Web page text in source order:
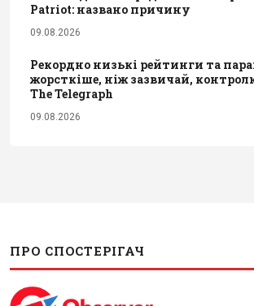
Patriot: названо причину
09.08.2026
Рекордно низькі рейтинги та
жорсткіше, ніж зазвичай,
The Telegraph
09.08.2026
ПРО СПОСТЕРІГАЧ